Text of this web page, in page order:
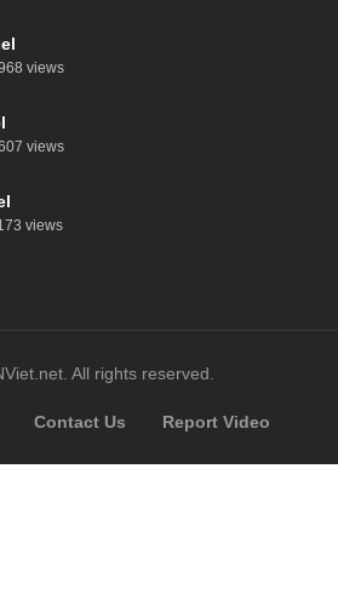
views
views
views
All rights reserved.
Contact Us Report Video